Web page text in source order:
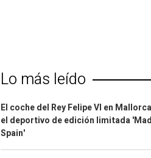
Lo más leído
El coche del Rey Felipe VI en
el deportivo de edición limitada
Spain'